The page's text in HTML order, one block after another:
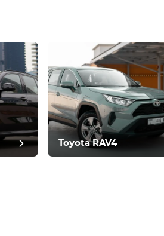
Toyota RAV4